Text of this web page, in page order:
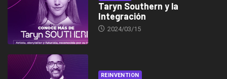
Taryn Southern y la
Integración
2024/03/15
REINVENTION